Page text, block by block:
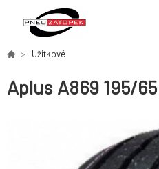
Užitkové
Aplus A869 195/65